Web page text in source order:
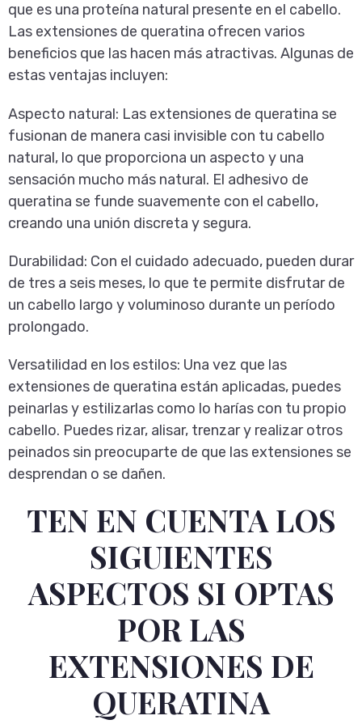
que es una proteína natural presente en el cabello.
Las extensiones de queratina ofrecen varios
beneficios que las hacen más atractivas. Algunas de
estas ventajas incluyen:
Aspecto natural: Las extensiones de queratina se
fusionan de manera casi invisible con tu cabello
natural, lo que proporciona un aspecto y una
sensación mucho más natural. El adhesivo de
queratina se funde suavemente con el cabello,
creando una unión discreta y segura.
Durabilidad: Con el cuidado adecuado, pueden durar
de tres a seis meses, lo que te permite disfrutar de
un cabello largo y voluminoso durante un período
prolongado.
Versatilidad en los estilos: Una vez que las
extensiones de queratina están aplicadas, puedes
peinarlas y estilizarlas como lo harías con tu propio
cabello. Puedes rizar, alisar, trenzar y realizar otros
peinados sin preocuparte de que las extensiones se
desprendan o se dañen.
TEN EN CUENTA LOS
SIGUIENTES
ASPECTOS SI OPTAS
POR LAS
EXTENSIONES DE
QUERATINA